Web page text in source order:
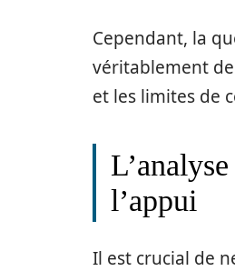
Cependant, la
véritablement
et les limites de
l’appui
Il est crucial de